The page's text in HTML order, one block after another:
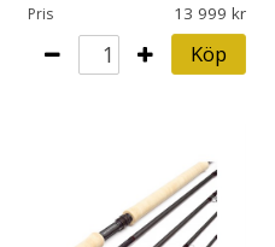
Pris 13 999
Köp